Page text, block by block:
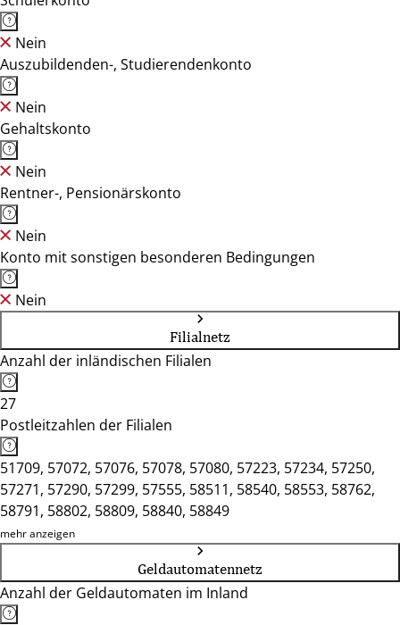
Nein
Auszubildenden-, Studierendenkonto
Nein
Gehaltskonto
Nein
Rentner-, Pensionärskonto
Nein
Konto mit sonstigen besonderen Bedingungen
Nein
Filialnetz
Anzahl der inländischen Filialen
27
Postleitzahlen der Filialen
51709, 57072, 57076, 57078, 57080, 57223, 57234, 57250,
57271, 57290, 57299, 57555, 58511, 58540, 58553, 58762,
58791, 58802, 58809, 58840, 58849
mehr anzeigen
Geldautomatennetz
Anzahl der Geldautomaten im Inland